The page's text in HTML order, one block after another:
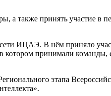
также принять участие в
сети ИЦАЭ. В нём приняло
принимали команды,
этапа